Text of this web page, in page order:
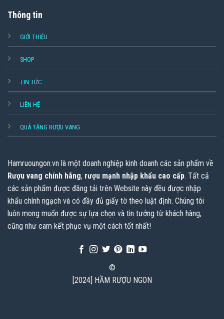
Thông tin
GIỚI THIỆU
SHOP
TIN TỨC
LIÊN HỆ
QUÀ TẶNG RƯỢU VANG
Hamruoungon.vn là một doanh nghiệp kinh doanh các sản phẩm về
Rượu vang chính hãng, rượu mạnh nhập khẩu cao cấp. Tất cả
các sản phẩm được đăng tải trên Website này đều được nhập
khẩu chính ngạch và có đầy đủ giấy tờ theo luật định. Chúng tôi
luôn mong muốn được sự lựa chọn và tin tưởng từ khách hàng,
cũng như cam kết phục vụ một cách tốt nhất!
©
[2024] HẦM RƯỢU NGON